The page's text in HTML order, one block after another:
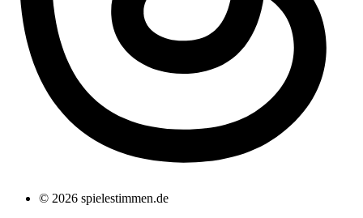
© 2026 spielestimmen.de